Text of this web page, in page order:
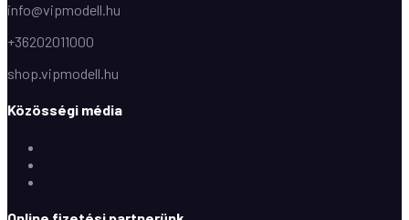
info@vipmodell.hu
+36202011000
shop.vipmodell.hu
Közösségi média